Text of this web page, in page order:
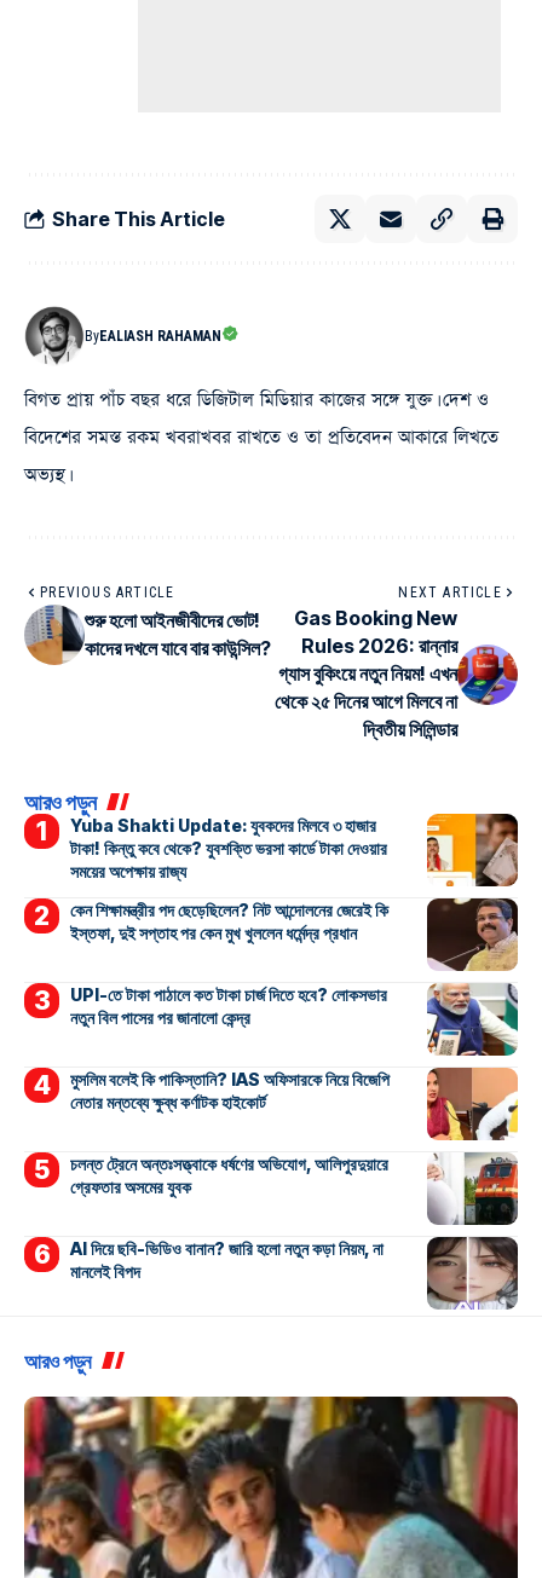
Share This Article
ByEALIASH RAHAMAN
বিগত প্রায় পাঁচ বছর ধরে ডিজিটাল মিডিয়ার কাজের সঙ্গে যুক্ত। দেশ ও
বিদেশের সমস্ত রকম খবরাখবর রাখতে ও তা প্রতিবেদন আকারে লিখতে
অভ্যস্থ।
PREVIOUS ARTICLE
শুরু হলো আইনজীবীদের ভোট!
কাদের দখলে যাবে বার কাউন্সিল?
NEXT ARTICLE
Gas Booking New
Rules 2026: রান্নার
গ্যাস বুকিংয়ে নতুন নিয়ম! এখন
থেকে ২৫ দিনের আগে মিলবে না
দ্বিতীয় সিলিন্ডার
আরও পড়ুন
Yuba Shakti Update: যুবকদের মিলবে ৩ হাজার
টাকা! কিন্তু কবে থেকে? যুবশক্তি ভরসা কার্ডে টাকা দেওয়ার
সময়ের অপেক্ষায় রাজ্য
কেন শিক্ষামন্ত্রীর পদ ছেড়েছিলেন? নিট আন্দোলনের জেরেই কি
ইস্তফা, দুই সপ্তাহ পর কেন মুখ খুললেন ধর্মেন্দ্র প্রধান
UPI-তে টাকা পাঠালে কত টাকা চার্জ দিতে হবে? লোকসভার
নতুন বিল পাসের পর জানালো কেন্দ্র
মুসলিম বলেই কি পাকিস্তানি? IAS অফিসারকে নিয়ে বিজেপি
নেতার মন্তব্যে ক্ষুব্ধ কর্ণাটক হাইকোর্ট
চলন্ত ট্রেনে অন্তঃসত্ত্বাকে ধর্ষণের অভিযোগ, আলিপুরদুয়ারে
গ্রেফতার অসমের যুবক
AI দিয়ে ছবি-ভিডিও বানান? জারি হলো নতুন কড়া নিয়ম, না
মানলেই বিপদ
আরও পড়ুন